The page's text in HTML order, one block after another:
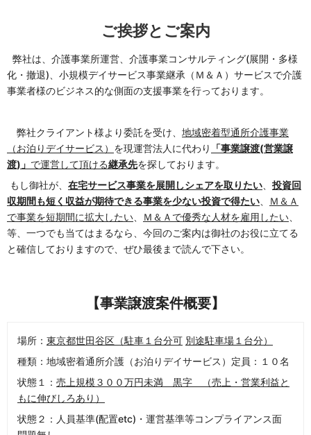
ご挨拶とご案内
弊社は、介護事業所運営、介護事業コンサルティング(展開・多様
化・撤退)、小規模デイサービス事業継承（Ｍ＆Ａ）サービスで介護
事業者様のビジネス的な側面の支援事業を行っております。
弊社クライアント様より委託を受け、 地域密着型通所介護事業
（お泊りデイサービス） を現運営法人に代わり 「事業譲渡(営業譲
渡) 」 で運営して頂ける継承先を探しております。
もし御社が、 在宅サービス事業を展開しシェアを取りたい
投資回
収期間も短く収益が期待できる事業を少ない投資で得たい
Ｍ＆Ａ
で事業を短期間に拡大したい
Ｍ＆Ａで優秀な人材を雇用したい
等、一つでも当てはまるなら、今回のご案内は御社のお役に立てる
と確信しておりますので、ぜひ最後まで読んで下さい。
【事業譲渡案件概要】
場所： 東京都世田谷区（駐車１台分可 別途駐車場１台分）
種類：地域密着通所介護（お泊りデイサービス）定員：１０名
状態１： 売上規模３００万円未満 黒字 （売上・営業利益と
もに伸びしろあり）
状態２：人員基準(配置etc)・運営基準等コンプライアンス面